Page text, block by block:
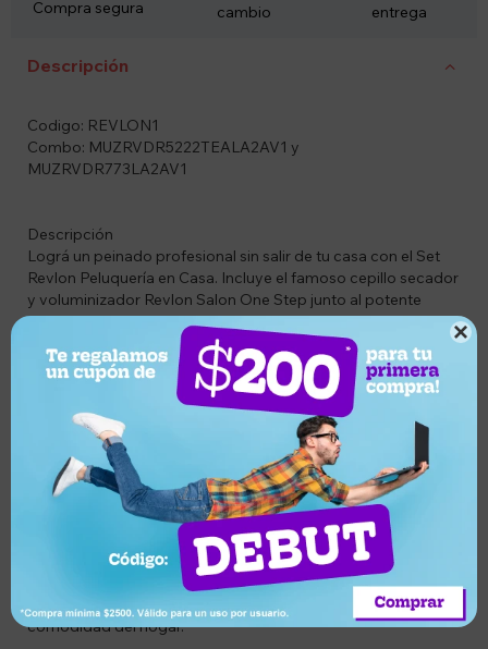

Compra segura
cambio
entrega
Descripción
Codigo: REVLON1
Combo: MUZRVDR5222TEALA2AV1 y
MUZRVDR773LA2AV1
Descripción
Lográ un peinado profesional sin salir de tu casa con el Set
Revlon Peluquería en Casa. Incluye el famoso cepillo secador
y voluminizador Revlon Salon One Step junto al potente
secador Revlon Essentials Control de Frizz de 2000W, la
combinación perfecta para secar, modelar y darle brillo a tu
cabello de manera rápida y sencilla.
El cepillo secador 2 en 1 permite secar y peinar al mismo
tiempo, aportando volumen, suavidad y un acabado brillante
gracias a su tecnología iónica anti frizz. Su diseño ovalado
facilita crear ondas suaves, puntas modeladas o un lacio
prolijo en menos tiempo.
Además, el secador Revlon Essentials ofrece potencia
profesional con tecnología iónica con turmalina, ayudando a
reducir la estática y el frizz mientras protege el cabello. Sus
múltiples niveles de temperatura y velocidad permiten
adaptarse a distintos tipos de cabello y estilos.
Ideal para quienes buscan resultados de peluquería desde la
comodidad del hogar.